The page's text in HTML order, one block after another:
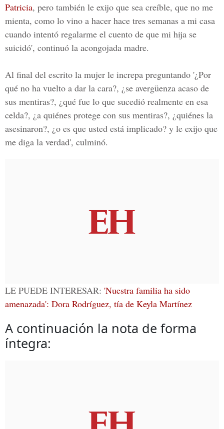
Patricia, pero también le exijo que sea creíble, que no me
mienta, como lo vino a hacer hace tres semanas a mi casa
cuando intentó regalarme el cuento de que mi hija se
suicidó', continuó la acongojada madre.
Al final del escrito la mujer le increpa preguntando '¿Por
qué no ha vuelto a dar la cara?, ¿se avergüenza acaso de
sus mentiras?, ¿qué fue lo que sucedió realmente en esa
celda?, ¿a quiénes protege con sus mentiras?, ¿quiénes la
asesinaron?, ¿o es que usted está implicado? y le exijo que
me diga la verdad', culminó.
LE PUEDE INTERESAR: 'Nuestra familia ha sido
amenazada': Dora Rodríguez, tía de Keyla Martínez
A continuación la nota de forma
íntegra: